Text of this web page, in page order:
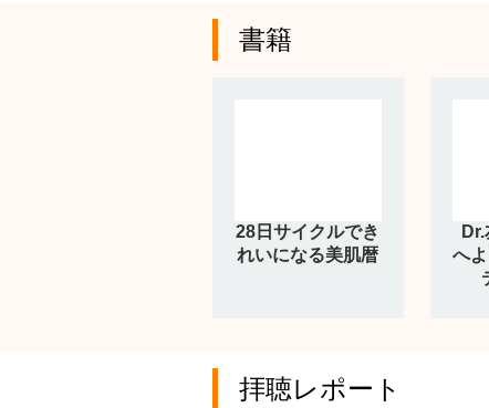
書籍
28日サイクルでき
れいになる美肌暦
へ
拝聴レポート